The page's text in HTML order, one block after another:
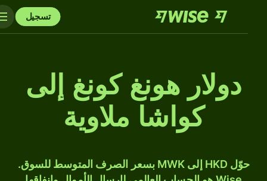
تسجيل
دولار هونغ كونغ إلى
كواشا ملاوية
حوّل HKD إلى MWK بسعر الصرف المتوسط للسوق.